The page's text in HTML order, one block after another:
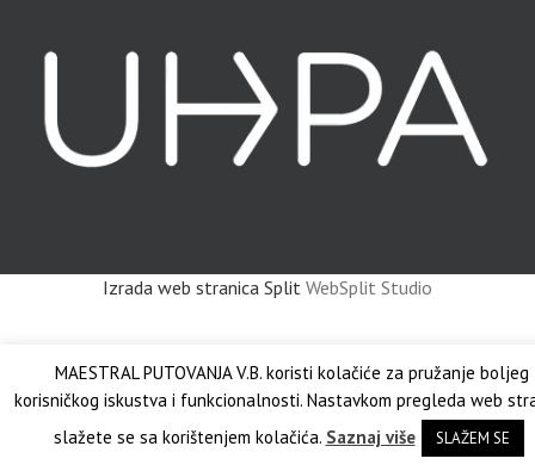
Izrada web stranica Split WebSplit Studio
MAESTRAL PUTOVANJA V.B. koristi kolačiće za pružanje boljeg
korisničkog iskustva i funkcionalnosti. Nastavkom pregleda web
slažete se sa korištenjem kolačića. Saznaj više SLAŽEM SE